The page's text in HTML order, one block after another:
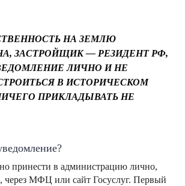
НА ЗЕМЛЮ
ЗАСТРОЙЩИК — РЕЗИДЕНТ РФ,
ЛИЧНО И НЕ
В ИСТОРИЧЕСКОМ
ПРИКЛАДЫВАТЬ НЕ
принести в администрацию лично,
через МФЦ или сайт Госуслуг. Первый